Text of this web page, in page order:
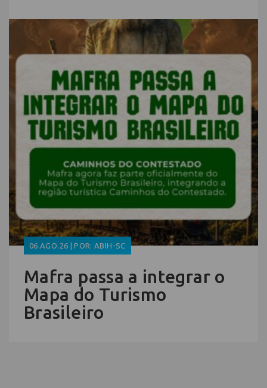
06.AGO.26 | POR: ABIH-SC
Mafra passa a integrar o
Mapa do Turismo
Brasileiro